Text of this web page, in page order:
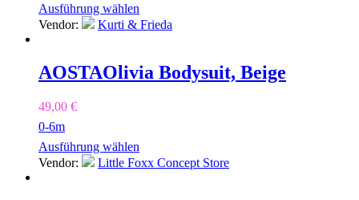
Ausführung wählen
Vendor:
Kurti & Frieda
AOSTAOlivia Bodysuit, Beige
49,00 €
0-6m
Ausführung wählen
Vendor:
Little Foxx Concept Store